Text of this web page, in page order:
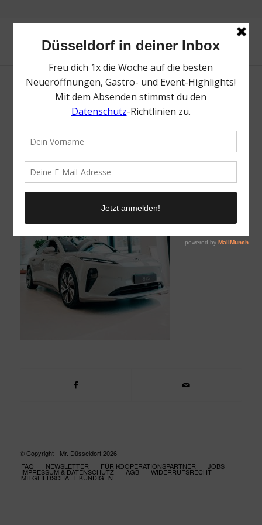
NIO House Düsseldorf | Lieblingsladen | Mr.
© Copyright - Mr. Düsseldorf 2026
FAQ
NEWSLETTER FÜR KOOPERATIONSPARTNER JOBS
IMPRESSUM & DATENSCHUTZ AGB WIDERRUFSRECHT
MITGLIEDSCHAFT KÜNDIGEN